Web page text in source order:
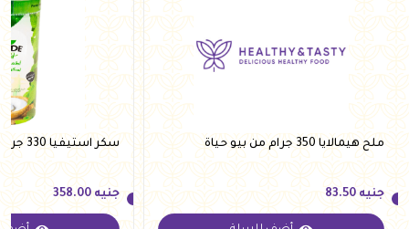
ملح هيمالايا 350 جرام من بيو حياة
جنيه 83.50
سكر استيفيا 330 جرام من فيردي
جنيه 358.00